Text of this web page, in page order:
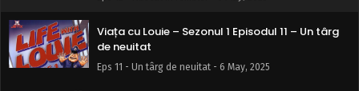
Viața cu Louie – Sezonul 1 Episodul 11 – Un târg
de neuitat
Eps 11 - Un târg de neuitat - 6 May, 2025